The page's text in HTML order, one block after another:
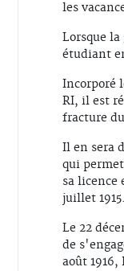
les
Lorsque la
étudiant
Incorporé
RI, il est
fracture
Il en sera
qui
sa licence
juillet 1915.
Le 22
de
août 1916,